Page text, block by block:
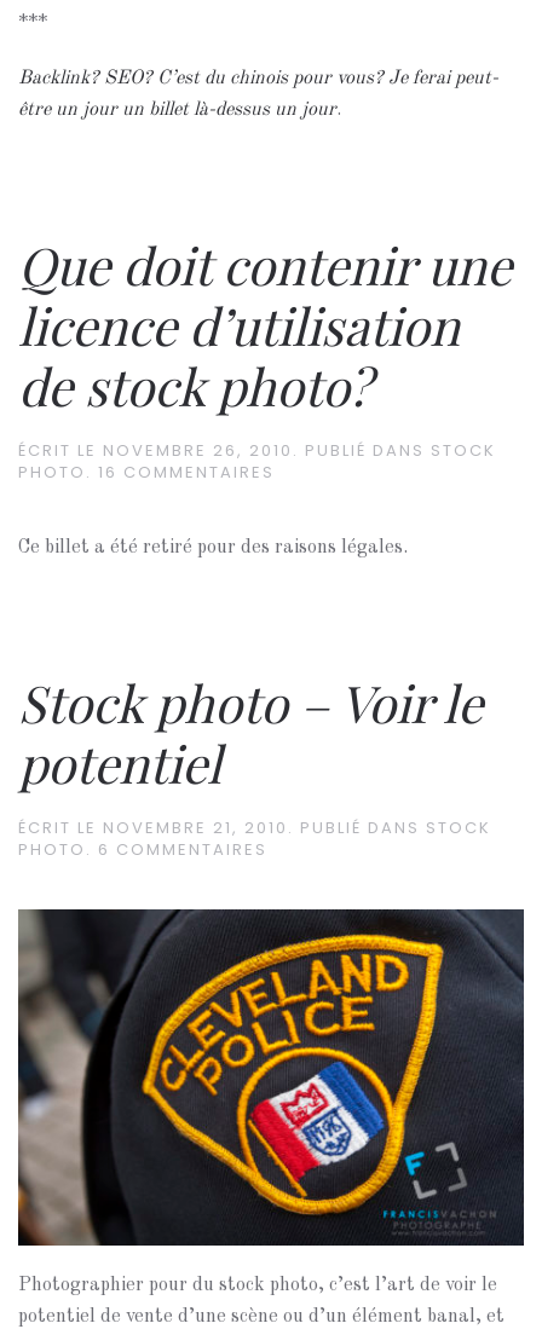
***
Backlink? SEO? C’est du chinois pour vous? Je ferai peut-
être un jour un billet là-dessus un jour.
Que doit contenir une
licence d’utilisation
de stock photo?
ÉCRIT LE NOVEMBRE 26, 2010 . PUBLIÉ DANS STOCK
PHOTO . 16 COMMENTAIRES
Ce billet a été retiré pour des raisons légales.
Stock photo – Voir le
potentiel
ÉCRIT LE NOVEMBRE 21, 2010 . PUBLIÉ DANS STOCK
PHOTO . 6 COMMENTAIRES
Photographier pour du stock photo, c’est l’art de voir le
potentiel de vente d’une scène ou d’un élément banal, et